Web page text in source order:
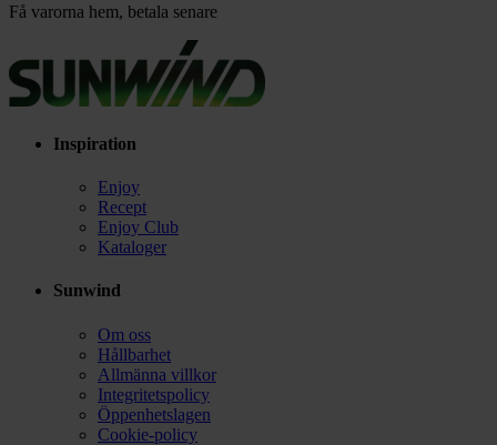
Få varorna hem, betala senare
Inspiration
Enjoy
Recept
Enjoy Club
Kataloger
Sunwind
Om oss
Hållbarhet
Allmänna villkor
Integritetspolicy
Öppenhetslagen
Cookie-policy